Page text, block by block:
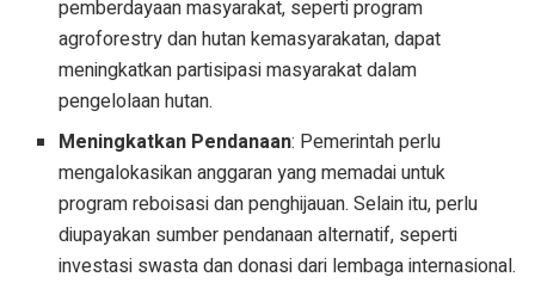
pemberdayaan masyarakat, seperti program
agroforestry dan hutan kemasyarakatan, dapat
meningkatkan partisipasi masyarakat dalam
pengelolaan hutan.
Meningkatkan Pendanaan: Pemerintah perlu
mengalokasikan anggaran yang memadai untuk
program reboisasi dan penghijauan. Selain itu, perlu
diupayakan sumber pendanaan alternatif, seperti
investasi swasta dan donasi dari lembaga internasional.